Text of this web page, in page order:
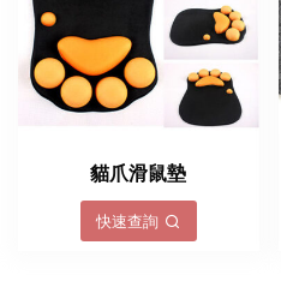
貓爪滑鼠墊
快速查詢